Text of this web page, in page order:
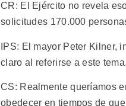
CR: El Ejército no revela
solicitudes 170.000
IPS: El mayor Peter Kilner,
claro al referirse a este tema.
CS: Realmente queríamos
obedecer en tiempos de